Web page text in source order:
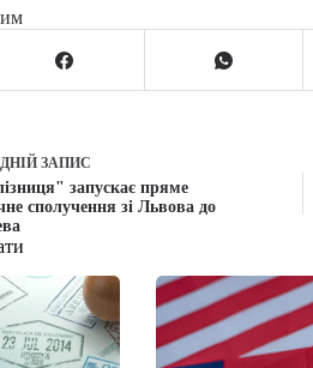
ЗАПИС
запускає пряме
сполучення зі Львова до